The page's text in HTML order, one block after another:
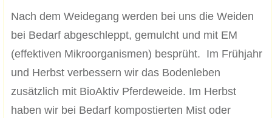
Nach dem Weidegang werden bei uns die Weiden
bei Bedarf abgeschleppt, gemulcht und mit EM
(effektiven Mikroorganismen) besprüht. Im Frühjahr
und Herbst verbessern wir das Bodenleben
zusätzlich mit BioAktiv Pferdeweide. Im Herbst
haben wir bei Bedarf kompostierten Mist oder